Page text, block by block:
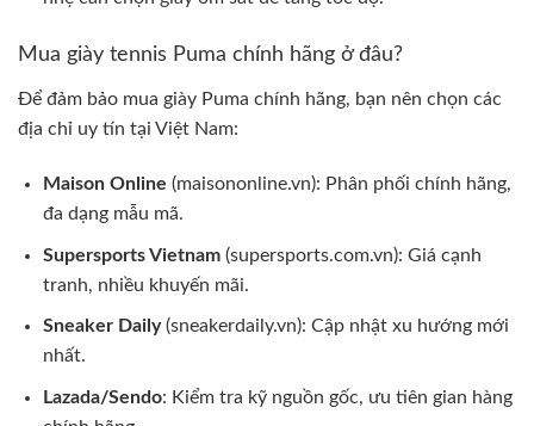
Mua giày tennis Puma chính hãng ở đâu?
Để đảm bảo mua giày Puma chính hãng, bạn nên chọn các
địa chỉ uy tín tại Việt Nam:
Maison Online (maisononline.vn): Phân phối chính hãng,
đa dạng mẫu mã.
Supersports Vietnam(supersports.com.vn): Giá cạnh
tranh, nhiều khuyến mãi.
Sneaker Daily(sneakerdaily.vn): Cập nhật xu hướng mới
nhất.
Lazada/Sendo: Kiểm tra kỹ nguồn gốc, ưu tiên gian hàng